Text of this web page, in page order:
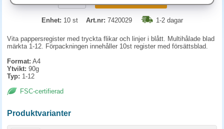
Enhet: 10 st Art.nr: 7420029 1-2 dagar
Vita pappersregister med tryckta flikar och linjer i blått. Multihålade blad
märkta 1-12. Förpackningen innehåller 10st register med försättsblad.
Format: A4
Ytvikt: 90g
Typ: 1-12
FSC-certifierad
Produktvarianter